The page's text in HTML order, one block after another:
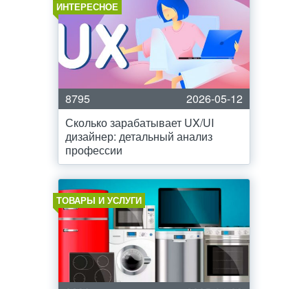
ИНТЕРЕСНОЕ
8795
2026-05-12
Сколько зарабатывает UX/UI
дизайнер: детальный анализ
профессии
ТОВАРЫ И УСЛУГИ